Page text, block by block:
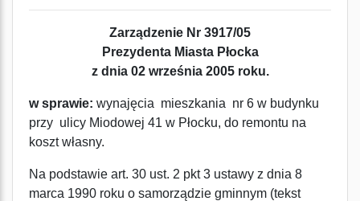
Zarządzenie Nr 3917/05
Prezydenta Miasta Płocka
z dnia 02 września 2005 roku.
w sprawie: wynajęcia mieszkania nr 6 w budynku
przy ulicy Miodowej 41 w Płocku, do remontu na
koszt własny.
Na podstawie art. 30 ust. 2 pkt 3 ustawy z dnia 8
marca 1990 roku o samorządzie gminnym (tekst